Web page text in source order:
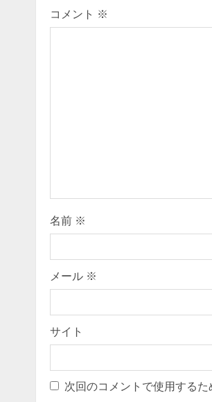
コメント ※
名前 ※
メール ※
サイト
次回のコメントで使用する